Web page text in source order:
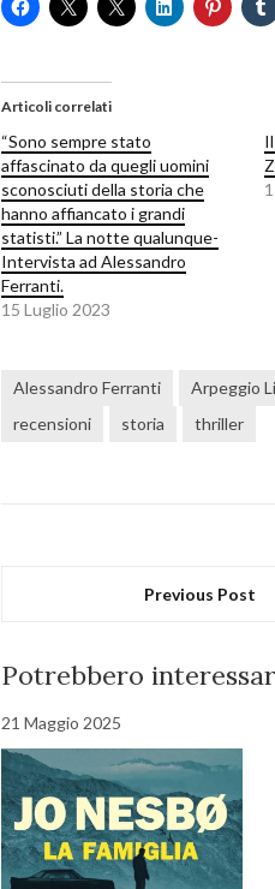
Articoli correlati
“Sono sempre stato
affascinato da quegli uomini
sconosciuti della storia che
hanno affiancato i grandi
statisti.” La notte qualunque-
Intervista ad Alessandro
Ferranti.
15 Luglio 2023
Alessandro Ferranti Arpeggio
recensioni
storia thriller
Previous Post
Potrebbero
21 Maggio 2025